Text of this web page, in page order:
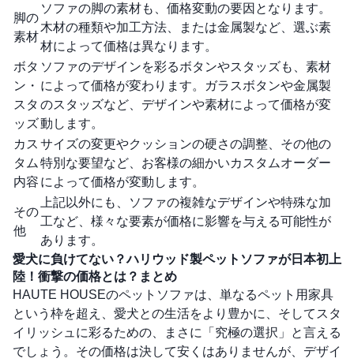
脚の
素材
ソファの脚の素材も、価格変動の要因となります。
木材の種類や加工方法、または金属製など、選ぶ素
材によって価格は異なります。
ボタ
ン・
スタ
ッズ
ソファのデザインを彩るボタンやスタッズも、素材
によって価格が変わります。ガラスボタンや金属製
のスタッズなど、デザインや素材によって価格が変
動します。
カス
タム
内容
サイズの変更やクッションの硬さの調整、その他の
特別な要望など、お客様の細かいカスタムオーダー
によって価格が変動します。
その
他
上記以外にも、ソファの複雑なデザインや特殊な加
工など、様々な要素が価格に影響を与える可能性が
あります。
愛犬に負けてない？ハリウッド製ペットソファが日本初上
陸！衝撃の価格とは？まとめ
HAUTE HOUSEのペットソファは、単なるペット用家具
という枠を超え、愛犬との生活をより豊かに、そしてスタ
イリッシュに彩るための、まさに「究極の選択」と言える
でしょう。その価格は決して安くはありませんが、デザイ